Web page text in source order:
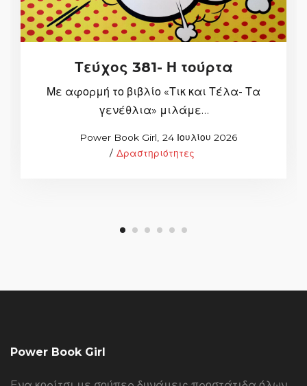
Τεύχος 381- Η τούρτα
Με αφορμή το βιβλίο «Τικ και Τέλα- Τα
γενέθλια» μιλάμε…
Power Book Girl Posted
on
24 Ιουλίου 2026
Posted
Δραστηριότητες
Power Book Girl